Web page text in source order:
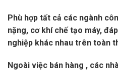
Phù hợp tất cả các ngành
nặng, cơ khí chế tạo máy,
nghiệp khác nhau trên toàn
Ngoài việc bán hàng , các